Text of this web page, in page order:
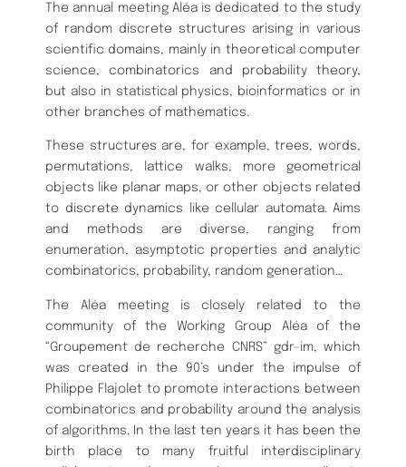
The annual meeting Aléa is dedicated to the study
of random discrete structures arising in various
scientific domains, mainly in theoretical computer
science, combinatorics and probability theory,
but also in statistical physics, bioinformatics or in
other branches of mathematics.
These structures are, for example, trees, words,
permutations, lattice walks, more geometrical
objects like planar maps, or other objects related
to discrete dynamics like cellular automata. Aims
and methods are diverse, ranging from
enumeration, asymptotic properties and analytic
combinatorics, probability, random generation…
​The Aléa meeting is closely related to the
community of the Working Group Aléa of the
“Groupement de recherche CNRS” gdr-im, which
was created in the 90’s under the impulse of
Philippe Flajolet to promote interactions between
combinatorics and probability around the analysis
of algorithms. In the last ten years it has been the
birth place to many fruitful interdisciplinary